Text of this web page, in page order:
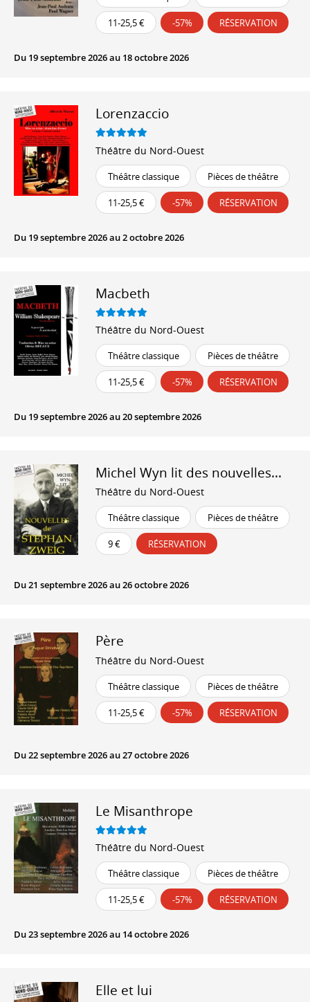
11-25,5 € -57% RÉSERVATION
Du 19 septembre 2026 au 18 octobre 2026
Lorenzaccio
Théâtre du Nord-Ouest
Théâtre classique Pièces de théâtre
11-25,5 € -57% RÉSERVATION
Du 19 septembre 2026 au 2 octobre 2026
Macbeth
Théâtre du Nord-Ouest
Théâtre classique Pièces de théâtre
11-25,5 € -57% RÉSERVATION
Du 19 septembre 2026 au 20 septembre 2026
Michel Wyn lit des nouvelles...
Théâtre du Nord-Ouest
Théâtre classique Pièces de théâtre
9 € RÉSERVATION
Du 21 septembre 2026 au 26 octobre 2026
Père
Théâtre du Nord-Ouest
Théâtre classique Pièces de théâtre
11-25,5 € -57% RÉSERVATION
Du 22 septembre 2026 au 27 octobre 2026
Le Misanthrope
Théâtre du Nord-Ouest
Théâtre classique Pièces de théâtre
11-25,5 € -57% RÉSERVATION
Du 23 septembre 2026 au 14 octobre 2026
Elle et lui